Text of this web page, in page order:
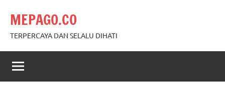
content
MEPAGO.CO
TERPERCAYA DAN SELALU DIHATI